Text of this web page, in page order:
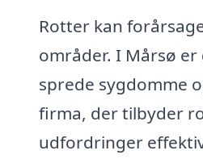
Rotter kan
områder. I Mårsø
sprede sygdomme
firma, der tilbyder
udfordringer